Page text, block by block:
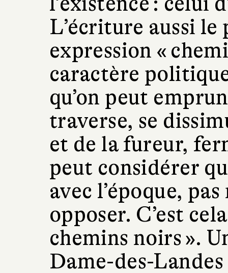
L’écriture aussi
expression «
caractère
qu’on peut
traverse, se
et de la fureur,
peut considérer
avec l’époque,
opposer. C’est
chemins noirs ».
Dame-des-